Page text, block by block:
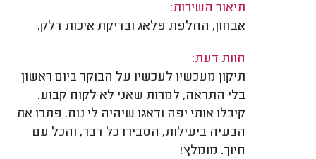
תיאור השירות:
אבחון, החלפת פלאג ובדיקת איכות דלק.
חוות דעת:
תיקון מעכשיו לעכשיו על הבוקר ביום ראשון
בלי התראה, למרות שאני לא לקוח קבוע.
קיבלו אותי יפה ודאגו שיהיה לי נוח. פתרו את
הבעיה ביעילות, הסבירו כל דבר, והכל עם
חיוך. מומלץ!